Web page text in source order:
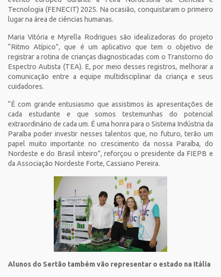
Tecnologia (FENECIT) 2025. Na ocasião, conquistaram o primeiro
lugar na área de ciências humanas.
Maria Vitória e Myrella Rodrigues são idealizadoras do projeto
“Ritmo Atípico”, que é um aplicativo que tem o objetivo de
registrar a rotina de crianças diagnosticadas com o Transtorno do
Espectro Autista (TEA). E, por meio desses registros, melhorar a
comunicação entre a equipe multidisciplinar da criança e seus
cuidadores.
“É com grande entusiasmo que assistimos às apresentações de
cada estudante e que somos testemunhas do potencial
extraordinário de cada um. É uma honra para o Sistema Indústria da
Paraíba poder investir nesses talentos que, no futuro, terão um
papel muito importante no crescimento da nossa Paraíba, do
Nordeste e do Brasil inteiro”, reforçou o presidente da FIEPB e
da Associação Nordeste Forte, Cassiano Pereira.
Alunos do Sertão também vão representar o estado na Itália